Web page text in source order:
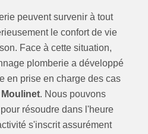
peuvent survenir à tout
le confort de vie
Face à cette situation,
plomberie a développé
en prise en charge des cas
. Nous pouvons
pour résoudre dans l'heure
s'inscrit assurément